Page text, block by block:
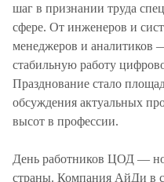
шаг в признании труда
сфере. От инженеров и
менеджеров и аналитиков
стабильную работу
Празднование стало
обсуждения актуальных
высот в профессии.
День работников ЦОД —
страны. Компания АйДи в